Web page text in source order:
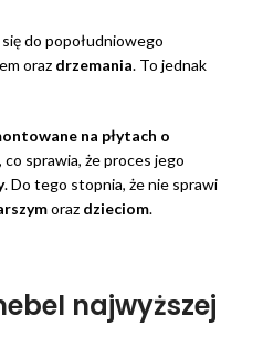
do popołudniowego
oraz drzemania. To jednak
na płytach o
, co sprawia, że proces jego
. Do tego stopnia, że nie sprawi
oraz dzieciom.
najwyższej